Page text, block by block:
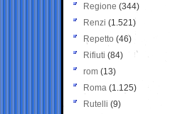
Regione (344)
Renzi (1.521)
Repetto (46)
Rifiuti (84)
rom (13)
Roma (1.125)
Rutelli (9)